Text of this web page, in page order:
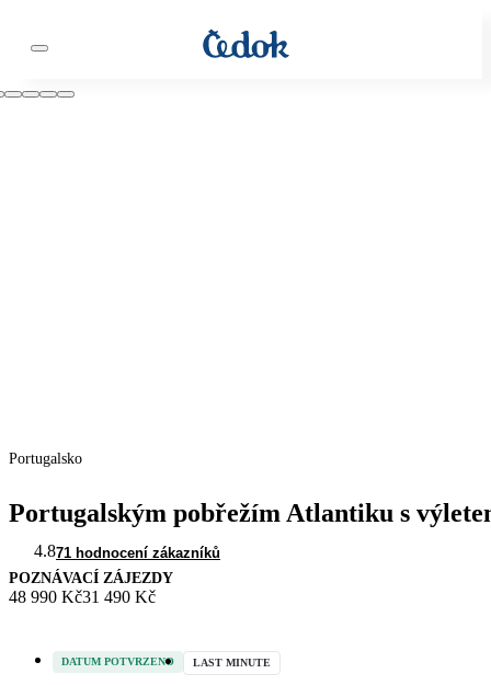
Portugalsko
Portugalským pobřežím Atlantiku s
4.871 hodnocení zákazníků
POZNÁVACÍ ZÁJEZDY
48 990 Kč31 490 Kč
DATUM POTVRZENO LAST MINUTE